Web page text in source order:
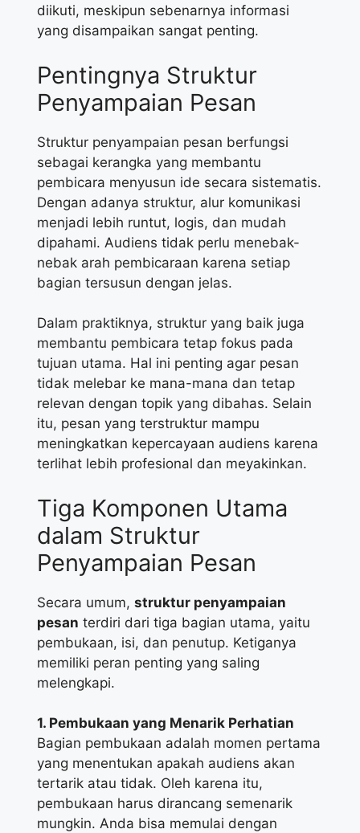
diikuti, meskipun sebenarnya informasi
yang disampaikan sangat penting.
Pentingnya Struktur
Penyampaian Pesan
Struktur penyampaian pesan berfungsi
sebagai kerangka yang membantu
pembicara menyusun ide secara sistematis.
Dengan adanya struktur, alur komunikasi
menjadi lebih runtut, logis, dan mudah
dipahami. Audiens tidak perlu menebak-
nebak arah pembicaraan karena setiap
bagian tersusun dengan jelas.
Dalam praktiknya, struktur yang baik juga
membantu pembicara tetap fokus pada
tujuan utama. Hal ini penting agar pesan
tidak melebar ke mana-mana dan tetap
relevan dengan topik yang dibahas. Selain
itu, pesan yang terstruktur mampu
meningkatkan kepercayaan audiens karena
terlihat lebih profesional dan meyakinkan.
Tiga Komponen Utama
dalam Struktur
Penyampaian Pesan
Secara umum, struktur penyampaian
pesan terdiri dari tiga bagian utama, yaitu
pembukaan, isi, dan penutup. Ketiganya
memiliki peran penting yang saling
melengkapi.
1. Pembukaan yang Menarik Perhatian
Bagian pembukaan adalah momen pertama
yang menentukan apakah audiens akan
tertarik atau tidak. Oleh karena itu,
pembukaan harus dirancang semenarik
mungkin. Anda bisa memulai dengan